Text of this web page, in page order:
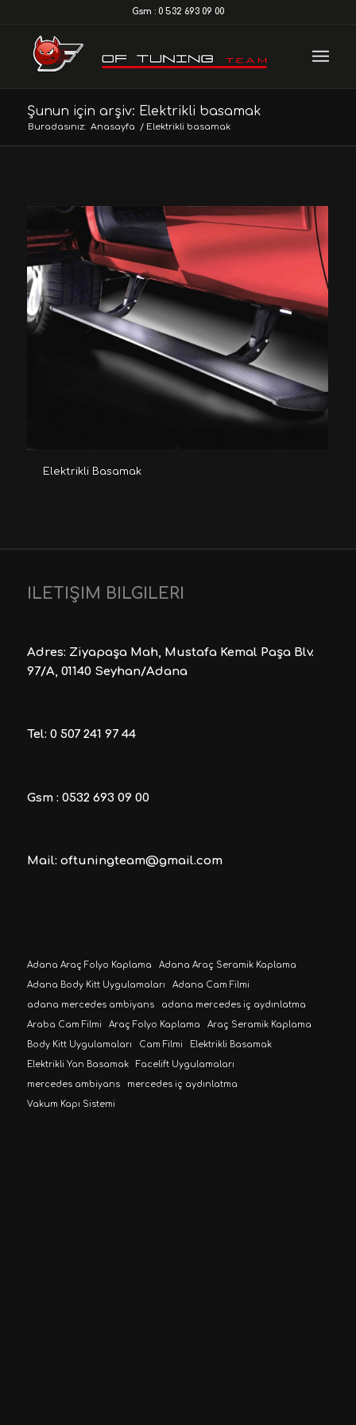
Gsm : 0 532 693 09 00
Şunun için arşiv: Elektrikli basamak
Buradasınız: Anasayfa / Elektrikli basamak
Elektrikli Basamak
İLETİŞİM BİLGİLERİ
Adres: Ziyapaşa Mah, Mustafa Kemal Paşa Blv.
97/A, 01140 Seyhan/Adana
Tel: 0 507 241 97 44
Gsm : 0532 693 09 00
Mail: oftuningteam@gmail.com
Adana Araç Folyo Kaplama Adana Araç Seramik Kaplama
Adana Body Kitt Uygulamaları Adana Cam Filmi
adana mercedes ambiyans adana mercedes iç aydınlatma
Araba Cam Filmi Araç Folyo Kaplama Araç Seramik Kaplama
Body Kitt Uygulamaları Cam Filmi Elektrikli Basamak
Elektrikli Yan Basamak Facelift Uygulamaları
mercedes ambiyans mercedes iç aydınlatma
Vakum Kapı Sistemi